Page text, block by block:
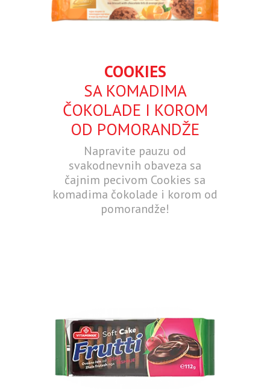
COOKIES
SA KOMADIMA
ČOKOLADE I KOROM
OD POMORANDŽE
Napravite pauzu od
svakodnevnih obaveza sa
čajnim pecivom Cookies sa
komadima čokolade i korom od
pomorandže!